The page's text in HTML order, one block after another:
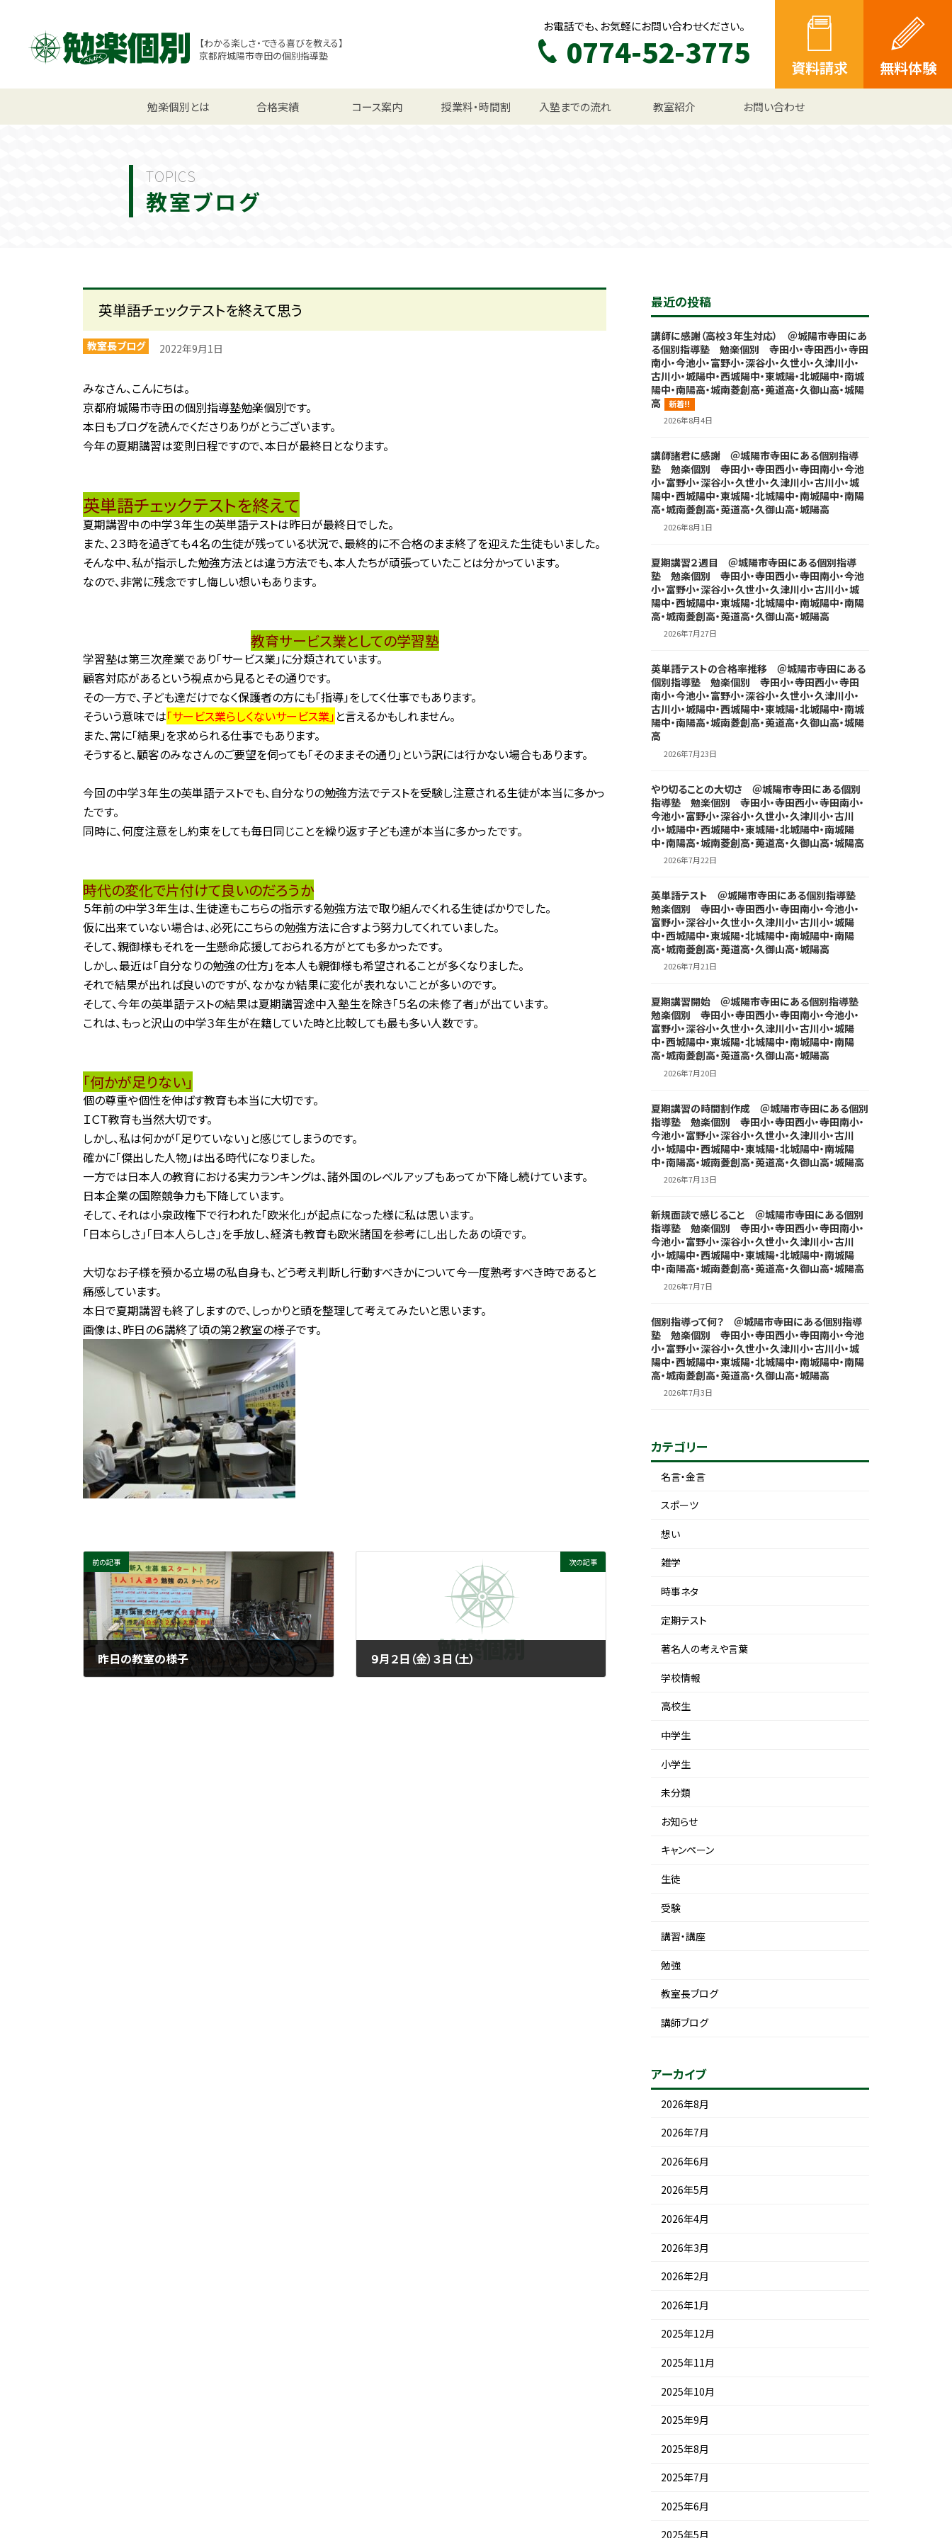
【わかる楽しさ・できる喜びを教える】
京都府城陽市寺田の個別指導塾
お電話でも、お気軽にお問い合わせください。
0774-52-3775 資料請求 無料体験
勉楽個別とは 合格実績 コース案内
小学生コース 中学生コース 高校生コース 授業料・時間割 入塾までの流れ 教室紹介 お問い合わせ
TOPICS
教室ブログ
英単語チェックテストを終えて思う
教室長ブログ 2022年9月1日
みなさん、こんにちは。
京都府城陽市寺田の個別指導塾勉楽個別です。
本日もブログを読んでくださりありがとうございます。
今年の夏期講習は変則日程ですので、本日が最終日となります。
英単語チェックテストを終えて
夏期講習中の中学３年生の英単語テストは昨日が最終日でした。
また、２３時を過ぎても４名の生徒が残っている状況で、最終的に不合格のまま終了を迎えた生徒もいました。
そんな中、私が指示した勉強方法とは違う方法でも、本人たちが頑張っていたことは分かっています。
なので、非常に残念ですし悔しい想いもあります。
教育サービス業としての学習塾
学習塾は第三次産業であり「サービス業」に分類されています。
顧客対応があるという視点から見るとその通りです。
その一方で、子ども達だけでなく保護者の方にも「指導」をしてく仕事でもあります。
そういう意味では「サービス業らしくないサービス業」 と言えるかもしれません。
また、常に「結果」を求められる仕事でもあります。
そうすると、顧客のみなさんのご要望を伺っても「そのままその通り」という訳には行かない場合もあります。
今回の中学３年生の英単語テストでも、自分なりの勉強方法でテストを受験し注意される生徒が本当に多かっ
たです。
同時に、何度注意をし約束をしても毎日同じことを繰り返す子ども達が本当に多かったです。
時代の変化で片付けて良いのだろうか
５年前の中学３年生は、生徒達もこちらの指示する勉強方法で取り組んでくれる生徒ばかりでした。
仮に出来ていない場合は、必死にこちらの勉強方法に合すよう努力してくれていました。
そして、親御様もそれを一生懸命応援しておられる方がとても多かったです。
しかし、最近は「自分なりの勉強の仕方」を本人も親御様も希望されることが多くなりました。
それで結果が出れば良いのですが、なかなか結果に変化が表れないことが多いのです。
そして、今年の英単語テストの結果は夏期講習途中入塾生を除き「５名の未修了者」が出ています。
これは、もっと沢山の中学３年生が在籍していた時と比較しても最も多い人数です。
「何かが足りない」
個の尊重や個性を伸ばす教育も本当に大切です。
ＩＣＴ教育も当然大切です。
しかし、私は何かが「足りていない」と感じてしまうのです。
確かに「傑出した人物」は出る時代になりました。
一方では日本人の教育における実力ランキングは、諸外国のレベルアップもあってか下降し続けています。
日本企業の国際競争力も下降しています。
そして、それは小泉政権下で行われた「欧米化」が起点になった様に私は思います。
「日本らしさ」「日本人らしさ」を手放し、経済も教育も欧米諸国を参考にし出したあの頃です。
大切なお子様を預かる立場の私自身も、どう考え判断し行動すべきかについて今一度熟考すべき時であると
痛感しています。
本日で夏期講習も終了しますので、しっかりと頭を整理して考えてみたいと思います。
画像は、昨日の６講終了頃の第２教室の様子です。
前の記事
昨日の教室の様子
次の記事
９月２日（金）３日（土）
最近の投稿
講師に感謝（高校３年生対応） ＠城陽市寺田にあ
る個別指導塾 勉楽個別 寺田小・寺田西小・寺田
南小・今池小・富野小・深谷小・久世小・久津川小・
古川小・城陽中・西城陽中・東城陽・北城陽中・南城
陽中・南陽高・城南菱創高・莵道高・久御山高・城陽
高
新着!!
2026年8月4日
講師諸君に感謝 ＠城陽市寺田にある個別指導
塾 勉楽個別 寺田小・寺田西小・寺田南小・今池
小・富野小・深谷小・久世小・久津川小・古川小・城
陽中・西城陽中・東城陽・北城陽中・南城陽中・南陽
高・城南菱創高・莵道高・久御山高・城陽高
2026年8月1日
夏期講習２週目 ＠城陽市寺田にある個別指導
塾 勉楽個別 寺田小・寺田西小・寺田南小・今池
小・富野小・深谷小・久世小・久津川小・古川小・城
陽中・西城陽中・東城陽・北城陽中・南城陽中・南陽
高・城南菱創高・莵道高・久御山高・城陽高
2026年7月27日
英単語テストの合格率推移 ＠城陽市寺田にある
個別指導塾 勉楽個別 寺田小・寺田西小・寺田
南小・今池小・富野小・深谷小・久世小・久津川小・
古川小・城陽中・西城陽中・東城陽・北城陽中・南城
陽中・南陽高・城南菱創高・莵道高・久御山高・城陽
高
2026年7月23日
やり切ることの大切さ ＠城陽市寺田にある個別
指導塾 勉楽個別 寺田小・寺田西小・寺田南小・
今池小・富野小・深谷小・久世小・久津川小・古川
小・城陽中・西城陽中・東城陽・北城陽中・南城陽
中・南陽高・城南菱創高・莵道高・久御山高・城陽高
2026年7月22日
英単語テスト ＠城陽市寺田にある個別指導塾
勉楽個別 寺田小・寺田西小・寺田南小・今池小・
富野小・深谷小・久世小・久津川小・古川小・城陽
中・西城陽中・東城陽・北城陽中・南城陽中・南陽
高・城南菱創高・莵道高・久御山高・城陽高
2026年7月21日
夏期講習開始 ＠城陽市寺田にある個別指導塾
勉楽個別 寺田小・寺田西小・寺田南小・今池小・
富野小・深谷小・久世小・久津川小・古川小・城陽
中・西城陽中・東城陽・北城陽中・南城陽中・南陽
高・城南菱創高・莵道高・久御山高・城陽高
2026年7月20日
夏期講習の時間割作成 ＠城陽市寺田にある個別
指導塾 勉楽個別 寺田小・寺田西小・寺田南小・
今池小・富野小・深谷小・久世小・久津川小・古川
小・城陽中・西城陽中・東城陽・北城陽中・南城陽
中・南陽高・城南菱創高・莵道高・久御山高・城陽高
2026年7月13日
新規面談で感じること ＠城陽市寺田にある個別
指導塾 勉楽個別 寺田小・寺田西小・寺田南小・
今池小・富野小・深谷小・久世小・久津川小・古川
小・城陽中・西城陽中・東城陽・北城陽中・南城陽
中・南陽高・城南菱創高・莵道高・久御山高・城陽高
2026年7月7日
個別指導って何？ ＠城陽市寺田にある個別指導
塾 勉楽個別 寺田小・寺田西小・寺田南小・今池
小・富野小・深谷小・久世小・久津川小・古川小・城
陽中・西城陽中・東城陽・北城陽中・南城陽中・南陽
高・城南菱創高・莵道高・久御山高・城陽高
2026年7月3日
カテゴリー
名言・金言
スポーツ
想い
雑学
時事ネタ
定期テスト
著名人の考えや言葉
学校情報
高校生
中学生
小学生
未分類
お知らせ
キャンペーン
生徒
受験
講習・講座
勉強
教室長ブログ
講師ブログ
アーカイブ
2026年8月
2026年7月
2026年6月
2026年5月
2026年4月
2026年3月
2026年2月
2026年1月
2025年12月
2025年11月
2025年10月
2025年9月
2025年8月
2025年7月
2025年6月
2025年5月